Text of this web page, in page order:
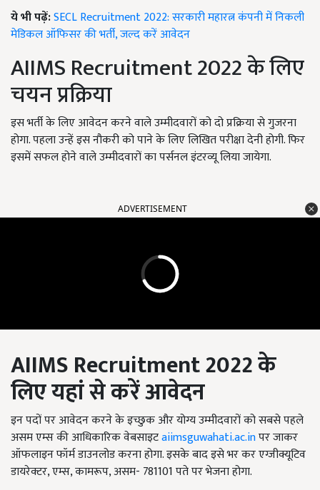
ये भी पढ़ें:SECL Recruitment 2022: सरकारी महारत्न कंपनी में निकली
मेडिकल ऑफिसर की भर्ती, जल्द करें आवेदन
AIIMS Recruitment 2022 के लिए
चयन प्रक्रिया
इस भर्ती के लिए आवेदन करने वाले उम्मीदवारों को दो प्रक्रिया से गुजरना
होगा. पहला उन्हें इस नौकरी को पाने के लिए लिखित परीक्षा देनी होगी. फिर
इसमें सफल होने वाले उम्मीदवारों का पर्सनल इंटरव्यू लिया जायेगा.
ADVERTISEMENT
AIIMS Recruitment 2022के
लिए यहां सेकरें आवेदन
इन पदों पर आवेदन करने के इच्छुक और योग्य उम्मीदवारों को सबसे पहले
असम एम्स की आधिकारिक वेबसाइटaiimsguwahati.ac.inपर जाकर
ऑफलाइन फॉर्म डाउनलोड करना होगा. इसके बाद इसे भर कर एग्जीक्यूटिव
डायरेक्टर, एम्स, कामरूप, असम- 781101 पते पर भेजना होगा.